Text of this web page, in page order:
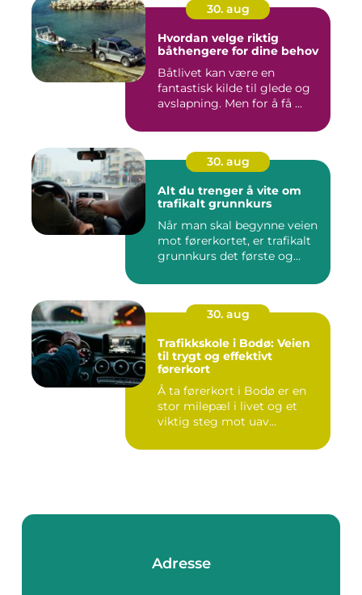
30. aug
Hvordan velge riktig
båthengere for dine behov
Båtlivet kan være en
fantastisk kilde til glede og
avslapning. Men for å få ...
30. aug
Alt du trenger å vite om
trafikalt grunnkurs
Når man skal begynne veien
mot førerkortet, er trafikalt
grunnkurs det første og...
30. aug
Trafikkskole i Bodø: Veien
til trygt og effektivt
førerkort
Å ta førerkort i Bodø er en
stor milepæl i livet og et
viktig steg mot uav...
Adresse